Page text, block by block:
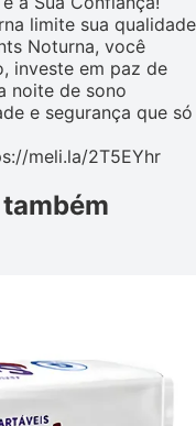
limite sua qualidade
Noturna, você
investe em paz de
noite de sono
e segurança que só
meli.la/2T5EYhr